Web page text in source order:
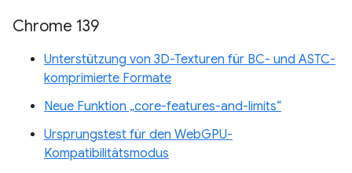
Chrome 139
Unterstützung von 3D-Texturen für BC- und ASTC-
komprimierte Formate
Neue Funktion „core-features-and-limits“
Ursprungstest für den WebGPU-
Kompatibilitätsmodus